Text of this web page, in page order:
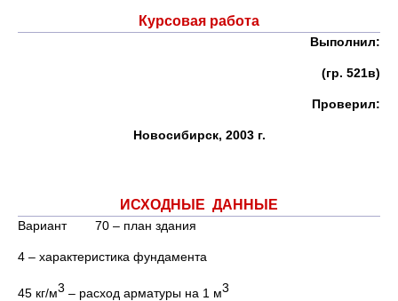
Курсовая работа
Выполнил:
(гр. 521в)
Проверил:
Новосибирск, 2003 г.
ИСХОДНЫЕ ДАННЫЕ
Вариант 70 – план здания
4 – характеристика фундамента
45 кг/м3 – расход арматуры на 1 м3